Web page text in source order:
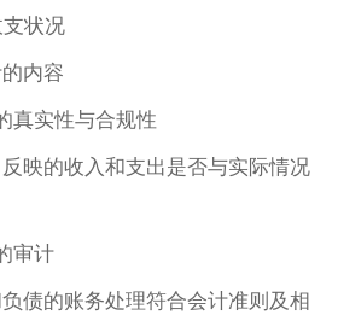
状况
内容
真实性与合规性
映的收入和支出是否与实际情况
审计
债的账务处理符合会计准则及相